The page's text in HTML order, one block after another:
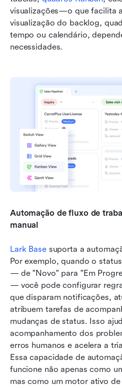
visualizações—o que facilita
visualização do backlog,
tempo ou calendário,
necessidades.
Automação de fluxo de
manual
Lark Base suporta a
Por exemplo, quando o
— de "Novo" para "Em
— você pode configurar
que disparam notificações,
atribuem tarefas de
mudanças de status. Isso
acompanhamento dos
erros humanos e acelera a
Essa capacidade de
funcione não apenas como
mas como um motor ativo